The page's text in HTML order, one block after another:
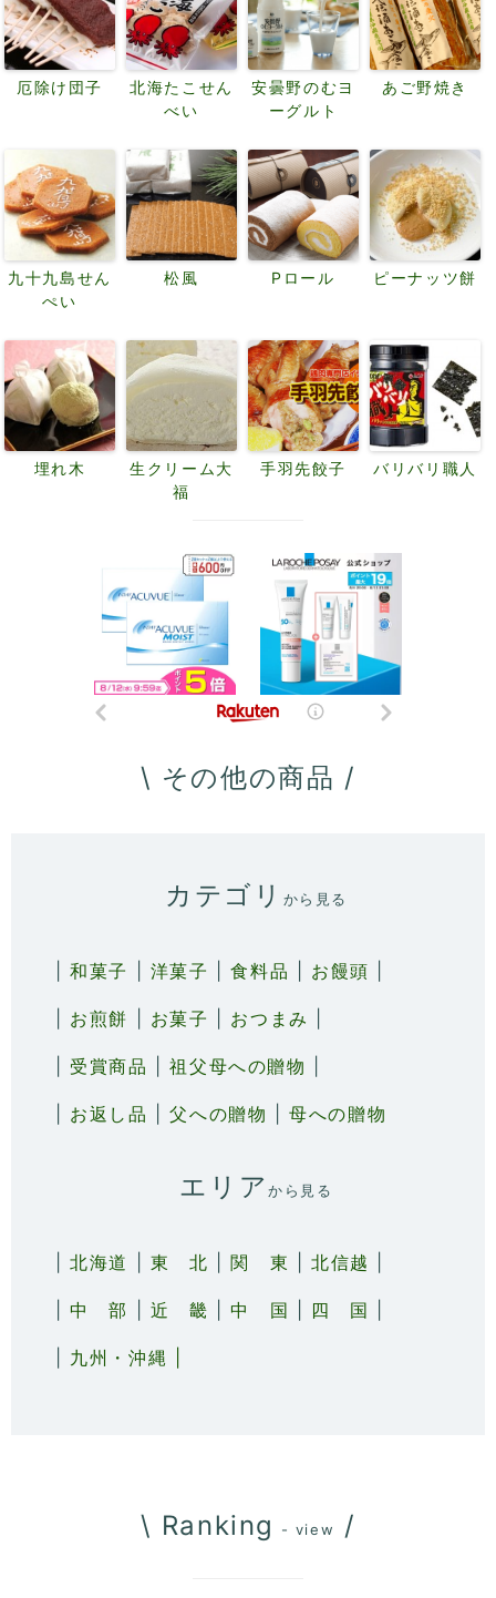
厄除け団子
北海たこせん
べい
安曇野のむヨ
ーグルト
あご野焼き
九十九島せん
ぺい
松風 Pロール ピーナッツ餅
埋れ木
生クリーム大
福
手羽先餃子 バリバリ職人
\ その他の商品 /
カテゴリ から見る
|和菓子 洋菓子 |食料品 お饅頭
お煎餅 お菓子 おつまみ
受賞商品 |祖父母への贈物
お返し品 |父への贈物 |母への贈物
エリアから見る
|北海道 東 北 |関 東 |北信越
|中 部 近 畿 |中 国 四 国
九州・沖縄 |
\ Ranking - view /